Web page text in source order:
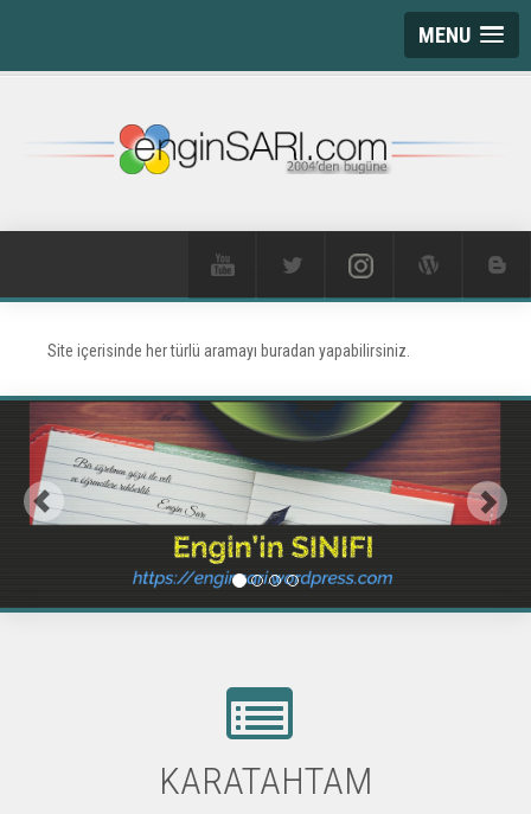
MENU
Site içerisinde her türlü aramayı buradan yapabilirsiniz.
KARATAHTAM